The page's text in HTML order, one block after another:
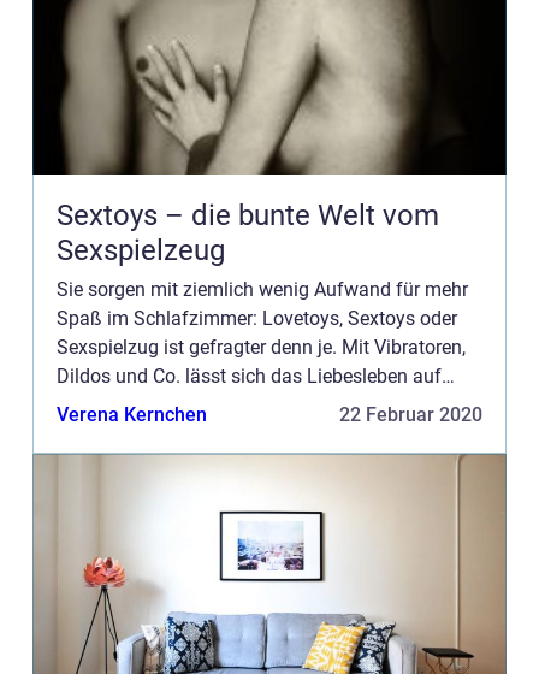
Sextoys – die bunte Welt vom
Sexspielzeug
Sie sorgen mit ziemlich wenig Aufwand für mehr
Spaß im Schlafzimmer: Lovetoys, Sextoys oder
Sexspielzug ist gefragter denn je. Mit Vibratoren,
Dildos und Co. lässt sich das Liebesleben auf
ganz einfache Weise effektiv aufpeppen – die
Verena Kernchen 22 Februar 2020